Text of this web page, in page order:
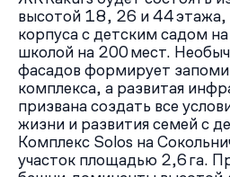
высотой 18, 26 и 44 этажа,
корпуса с детским садом
школой на 200 мест.
фасадов формирует
комплекса, а развитая
призвана создать все
жизни и развития семей с
Комплекс Solos на
участок площадью 2,6 га.